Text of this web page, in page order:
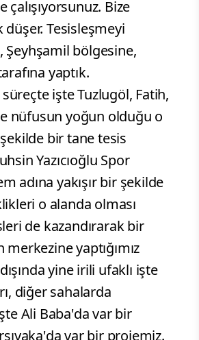
çalışıyorsunuz. Bize
Tesisleşmeyi
Şeyhşamil bölgesine,
yaptık.
işte Tuzlugöl, Fatih,
nüfusun yoğun olduğu o
bir tane tesis
Yazıcıoğlu Spor
adına yakışır bir şekilde
o alanda olması
de kazandırarak bir
yaptığımız
yine irili ufaklı işte
diğer sahalarda
Ali Baba'da var bir
var bir projemiz.